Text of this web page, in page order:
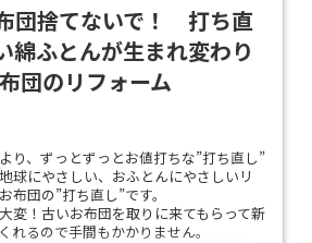
団捨てないで！ 打ち直
綿ふとんが生まれ変わり
団のリフォーム
り、ずっとずっとお値打ちな”打ち直し”
球にやさしい、おふとんにやさしいリ
布団の”打ち直し”です。
変！古いお布団を取りに来てもらって新
れるので手間もかかりません。